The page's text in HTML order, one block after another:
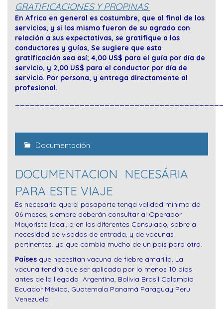
GRATIFICACIONES Y PROPINAS
En Africa en general es costumbre, que al final de los
servicios, y si los mismo fueron de su agrado con
relación a sus expectativas, se gratifique a los
conductores y guías, Se sugiere que esta
gratificación sea así; 4,00 US$ para el guía por día de
servicio, y 2,00 US$ para el conductor por día de
servicio. Por persona, y entrega directamente al
profesional.
Documentación
DOCUMENTACION NECESÁRIA
PARA ESTE VIAJE
Es necesario que el pasaporte tenga validad mínima de
06 meses, siempre deberán consultar al Operador
Mayorista local, o en los diferentes Consulado, sobre a
necesidad de visados de entrada, y de vacunas
pertinentes. ya que cambia mucho de un país para otro.
Países que necesitan vacuna de fiebre amarilla, La
vacuna tendrá que ser aplicada por lo menos 10 dias
antes de la llegada Argentina, Bolivia Brasil Colombia
Ecuador México, Guatemala Panamá Paraguay Peru
Venezuela